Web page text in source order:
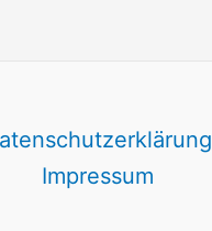
Impressum